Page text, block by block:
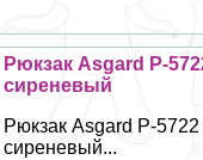
Рюкзак Asgard Р-
сиреневый
Рюкзак Asgard Р-
сиреневый...